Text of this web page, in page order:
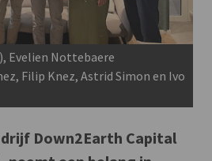
Evelien Nottebaere
Filip Knez, Astrid Simon en Ivo
Down2Earth Capital